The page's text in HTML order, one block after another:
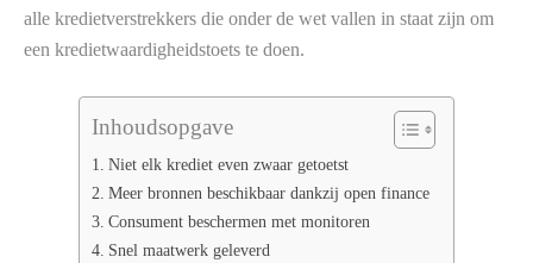
alle kredietverstrekkers die onder de wet vallen in staat zijn om
een kredietwaardigheidstoets te doen.
Inhoudsopgave
Niet elk krediet even zwaar getoetst
Meer bronnen beschikbaar dankzij open finance
Consument beschermen met monitoren
Snel maatwerk geleverd